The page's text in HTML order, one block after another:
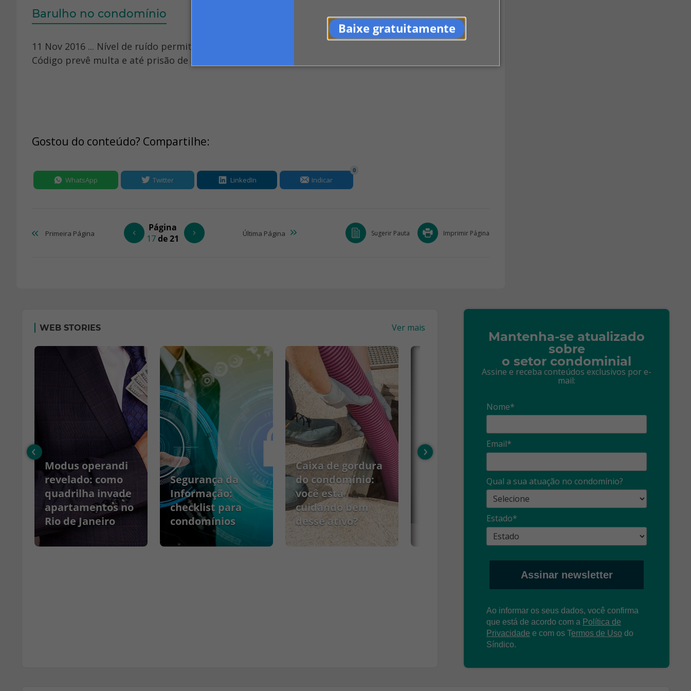
Baixe gratuitamente
Barulho no condomínio
11 Nov 2016 ... Nível de ruído permitido por apartamento é regulamentado pela ABNT.
Código prevê multa e até prisão de 3 meses em casos de ...
Gostou do conteúdo? Compartilhe:
WhatsApp Twitter LinkedIn Indicar
0
Primeira Página
Página
17de 21 Última Página Sugerir Pauta Imprimir Página
WEB STORIES Ver mais
Modus operandi
revelado: como
quadrilha invade
apartamentos no
Rio de Janeiro
Segurança da
Informação:
checklist para
condomínios
Caixa de gordura
do condomínio:
você está
cuidando bem
desse ativo?
PCMSO: O que é?
profissional:
cuidado com as
propagandas
‹ ›
Mantenha-se atualizado
sobre
o setor condominial
Assine e receba conteúdos exclusivos por e-
mail:
Nome*
Email*
Qual a sua atuação no condomínio?
Estado*
Assinar newsletter
Ao informar os seus dados, você confirma
que está de acordo com a Política de
Privacidade e com os Termos de Uso do
Síndico.